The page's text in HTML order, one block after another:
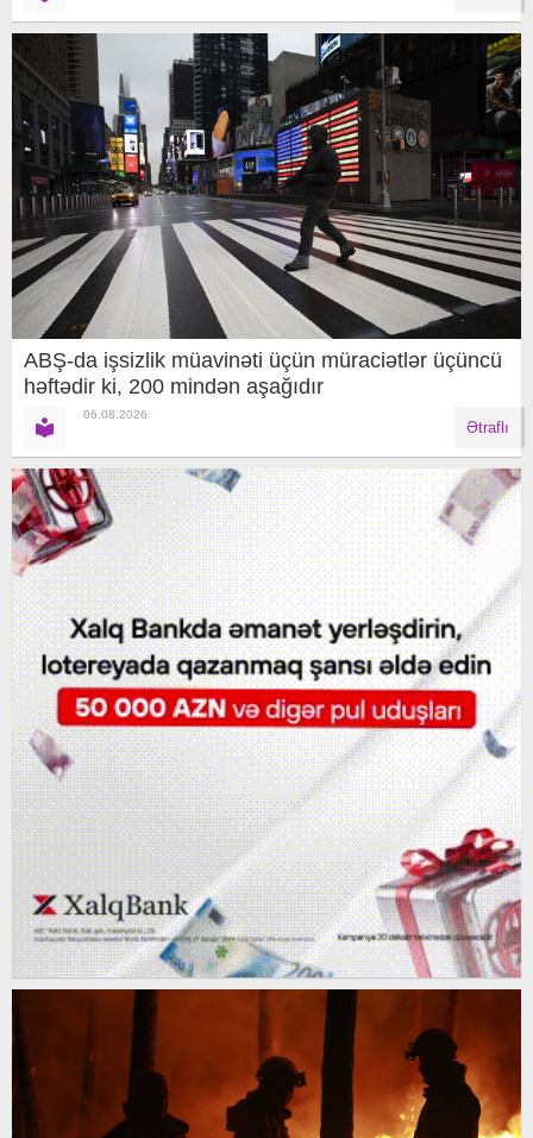
ABŞ-da işsizlik müavinəti üçün müraciətlər üçüncü
həftədir ki, 200 mindən aşağıdır
06.08.2026
Ətraflı